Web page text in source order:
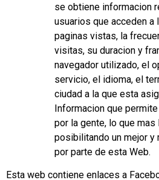
se obtiene informacion
usuarios que acceden a
paginas vistas, la
visitas, su duracion y
navegador utilizado, el
servicio, el idioma, el
ciudad a la que esta
Informacion que
por la gente, lo que mas
posibilitando un mejor
por parte de esta Web.
Esta web contiene enlaces a